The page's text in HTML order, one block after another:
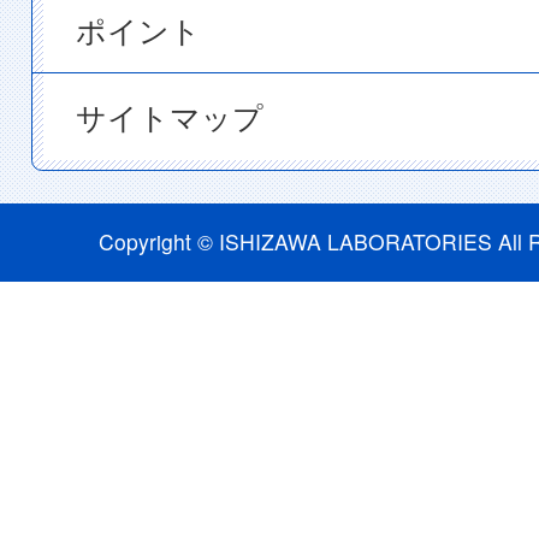
ポイント
サイトマップ
Copyright © ISHIZAWA LABORATORIES All